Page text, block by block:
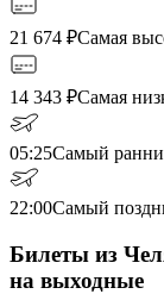
21 674 ₽Самая
14 343 ₽Самая
05:25Самый
22:00Самый
Билеты из
на выходные